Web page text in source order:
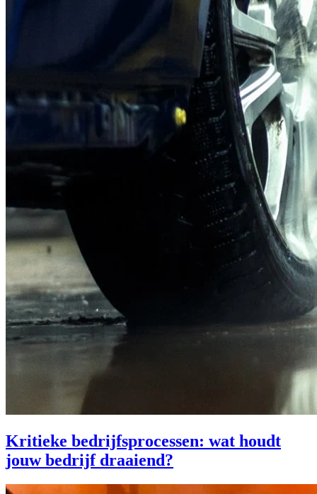
Kritieke bedrijfsprocessen: wat houdt
jouw bedrijf draaiend?